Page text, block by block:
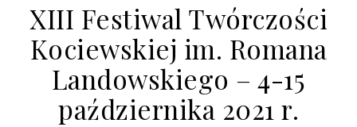
XIII Festiwal Twórczości
Kociewskiej im. Romana
Landowskiego – 4-15
października 2021 r.